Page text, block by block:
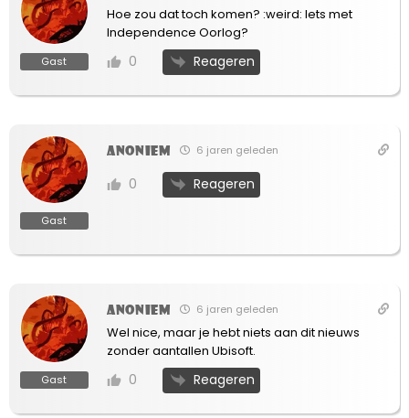
Gast
Hoe zou dat toch komen? :weird: Iets met
Independence Oorlog?
0 Reageren
Gast
Anoniem 6 jaren geleden
0 Reageren
Gast
Anoniem 6 jaren geleden
Wel nice, maar je hebt niets aan dit nieuws
zonder aantallen Ubisoft.
0 Reageren